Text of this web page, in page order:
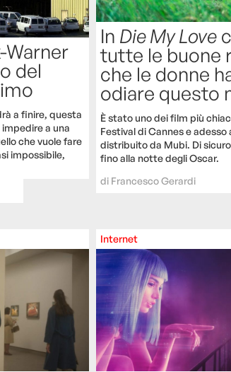
Warner
del
a finire, questa
a una
che vuole fare
impossibile,
In Die My Love
tutte le buone
che le donne
odiare questo
È stato uno dei film più
Festival di Cannes e adesso
distribuito da Mubi. Di
fino alla notte degli Oscar.
di Francesco Gerardi
Internet